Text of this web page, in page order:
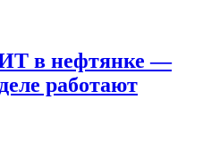
в нефтянке —
работают